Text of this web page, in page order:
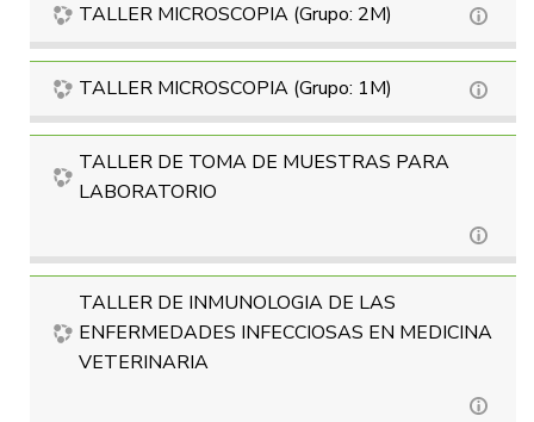
TALLER MICROSCOPIA (Grupo: 2M)
TALLER MICROSCOPIA (Grupo: 1M)
TALLER DE TOMA DE MUESTRAS PARA
LABORATORIO
TALLER DE INMUNOLOGIA DE LAS
ENFERMEDADES INFECCIOSAS EN MEDICINA
VETERINARIA